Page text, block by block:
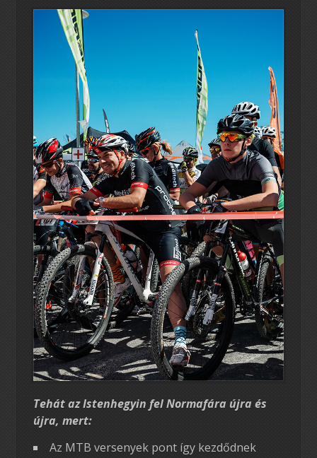
Tehát az Istenhegyin fel Normafára újra és
újra, mert:
Az MTB versenyek pont így kezdődnek